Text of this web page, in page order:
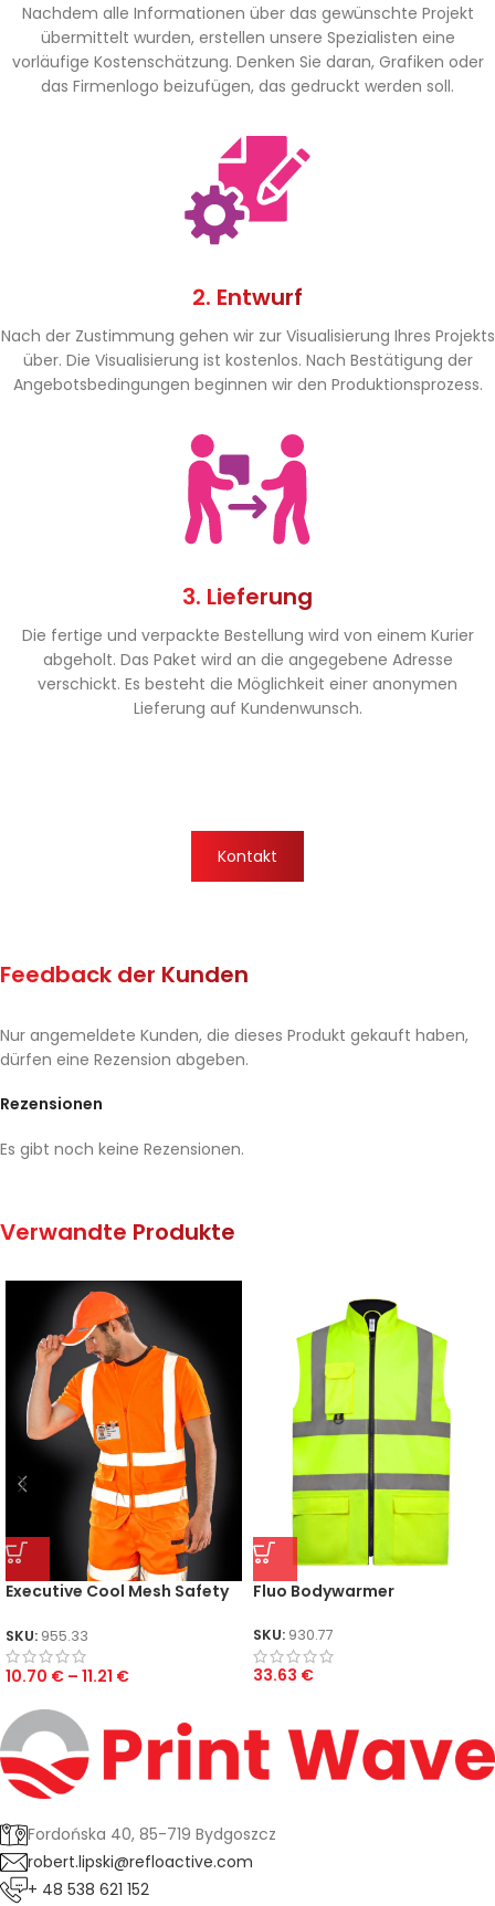
Nachdem alle Informationen über das gewünschte Projekt
übermittelt wurden, erstellen unsere Spezialisten eine
vorläufige Kostenschätzung. Denken Sie daran, Grafiken oder
das Firmenlogo beizufügen, das gedruckt werden soll.
2. Entwurf
Nach der Zustimmung gehen wir zur Visualisierung Ihres Projekts
über. Die Visualisierung ist kostenlos. Nach Bestätigung der
Angebotsbedingungen beginnen wir den Produktionsprozess.
3. Lieferung
Die fertige und verpackte Bestellung wird von einem Kurier
abgeholt. Das Paket wird an die angegebene Adresse
verschickt. Es besteht die Möglichkeit einer anonymen
Lieferung auf Kundenwunsch.
Kontakt
Feedback der Kunden
Rezensionen
Es gibt noch keine Rezensionen.
Nur angemeldete Kunden, die dieses Produkt gekauft haben,
dürfen eine Rezension abgeben.
Verwandte Produkte
Executive Cool Mesh Safety
SKU: 955.33
10.70 € – 11.21 €
Fluo Bodywarmer
SKU: 930.77
33.63 €
Fordońska 40, 85-719 Bydgoszcz
robert.lipski@refloactive.com
+ 48 538 621 152